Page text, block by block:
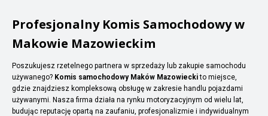
Profesjonalny Komis Samochodowy w
Makowie Mazowieckim
Poszukujesz rzetelnego partnera w sprzedaży lub zakupie samochodu
używanego? Komis samochodowy Maków Mazowieckito miejsce,
gdzie znajdziesz kompleksową obsługę w zakresie handlu pojazdami
używanymi. Nasza firma działa na rynku motoryzacyjnym od wielu lat,
budując reputację opartą na zaufaniu, profesjonalizmie i indywidualnym